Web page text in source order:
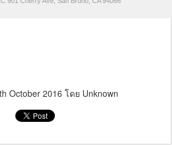
October 2016 โดย Unknown